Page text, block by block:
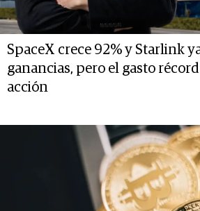
SpaceX crece 92% y Starlink
ganancias, pero el gasto
acción